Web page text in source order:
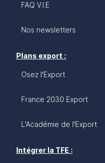
FAQ V.I.E
Nos newsletters
Plans export :
Osez l'Export
France 2030 Export
L'Académie de l'Export
Intégrer la TFE :